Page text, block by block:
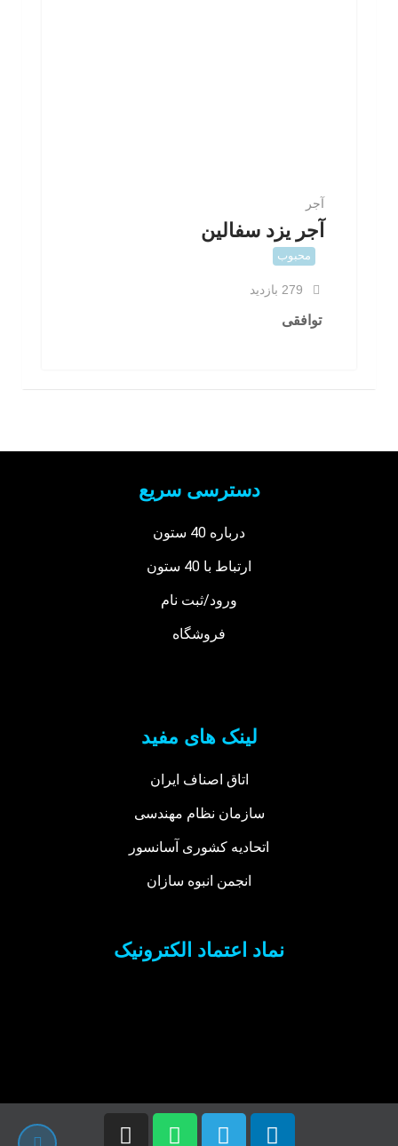
آجر
آجر یزد سفالین
محبوب
279 بازدید
توافقی
دسترسی سریع
درباره 40 ستون
ارتباط با 40 ستون
ورود/ثبت نام
فروشگاه
لینک های مفید
اتاق اصناف ایران
سازمان نظام مهندسی
اتحادیه کشوری آسانسور
انجمن انبوه سازان
نماد اعتماد الکترونیک